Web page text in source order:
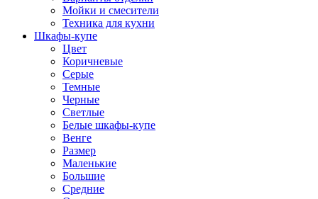
Мойки и смесители
Техника для кухни
Шкафы-купе
Цвет
Коричневые
Серые
Темные
Черные
Светлые
Белые шкафы-купе
Венге
Размер
Маленькие
Большие
Средние